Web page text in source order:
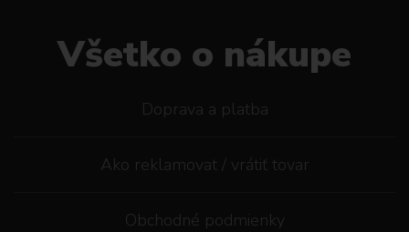
Všetko o nákupe
Doprava a platba
Ako reklamovat / vrátiť tovar
Obchodné podmienky